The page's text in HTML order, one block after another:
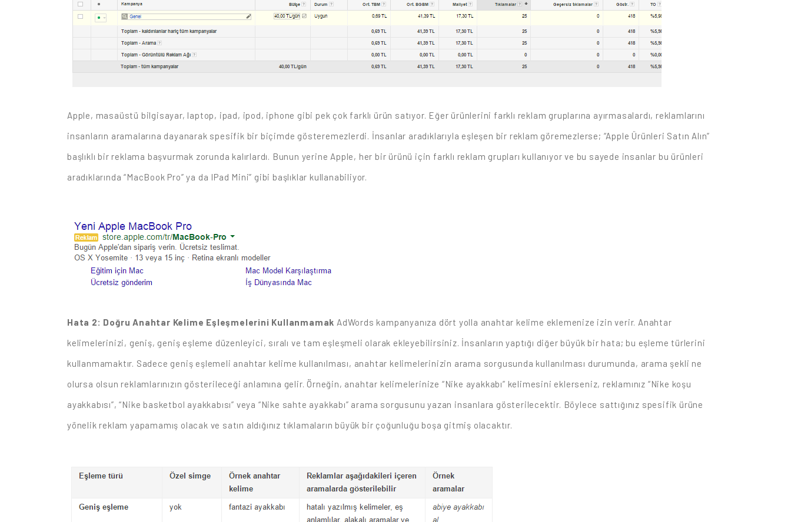
Apple, masaüstü bilgisayar, laptop, ipad, ipod, iphone gibi pek çok farklı ürün satıyor. Eğer ürünlerini farklı reklam gruplarına ayırmasalardı, reklamlarını
insanların aramalarına dayanarak spesifik bir biçimde gösteremezlerdi. İnsanlar aradıklarıyla eşleşen bir reklam göremezlerse; “Apple Ürünleri Satın Alın”
başlıklı bir reklama başvurmak zorunda kalırlardı. Bunun yerine Apple, her bir ürünü için farklı reklam grupları kullanıyor ve bu sayede insanlar bu ürünleri
aradıklarında “MacBook Pro” ya da IPad Mini” gibi başlıklar kullanabiliyor.
Hata 2: Doğru Anahtar Kelime Eşleşmelerini Kullanmamak AdWords kampanyanıza dört yolla anahtar kelime eklemenize izin verir. Anahtar
kelimelerinizi, geniş, geniş eşleme düzenleyici, sıralı ve tam eşleşmeli olarak ekleyebilirsiniz. İnsanların yaptığı diğer büyük bir hata; bu eşleme türlerini
kullanmamaktır. Sadece geniş eşlemeli anahtar kelime kullanılması, anahtar kelimelerinizin arama sorgusunda kullanılması durumunda, arama şekli ne
olursa olsun reklamlarınızın gösterileceği anlamına gelir. Örneğin, anahtar kelimelerinize “Nike ayakkabı” kelimesini eklerseniz, reklamınız “Nike koşu
ayakkabısı”, “Nike basketbol ayakkabısı” veya “Nike sahte ayakkabı” arama sorgusunu yazan insanlara gösterilecektir. Böylece sattığınız spesifik ürüne
yönelik reklam yapamamış olacak ve satın aldığınız tıklamaların büyük bir çoğunluğu boşa gitmiş olacaktır.